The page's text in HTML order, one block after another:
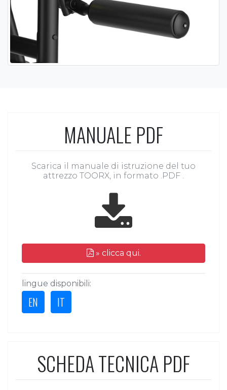
MANUALE PDF
Scarica il manuale di istruzione del tuo
attrezzo TOORX, in formato .PDF .
» clicca qui.
lingue disponibili:
EN IT
SCHEDA TECNICA PDF